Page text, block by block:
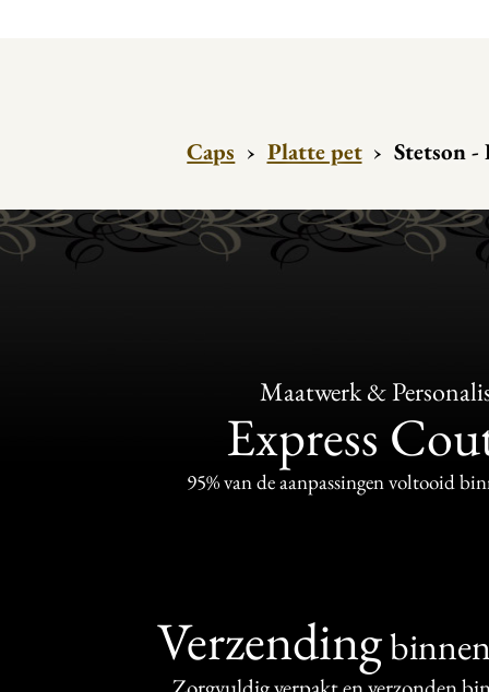
Caps › Platte pet › Stetson
Maatwerk &
Express
95% van de aanpassingen voltooid
Verzending